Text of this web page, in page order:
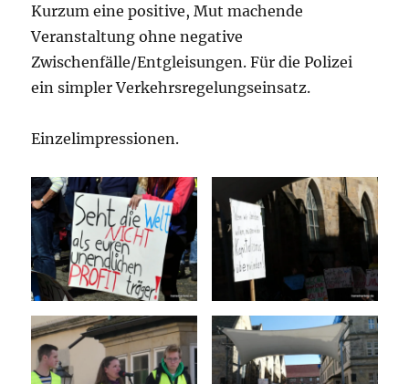
Kurzum eine positive, Mut machende
Veranstaltung ohne negative
Zwischenfälle/Entgleisungen. Für die Polizei
ein simpler Verkehrsregelungseinsatz.
Einzelimpressionen.